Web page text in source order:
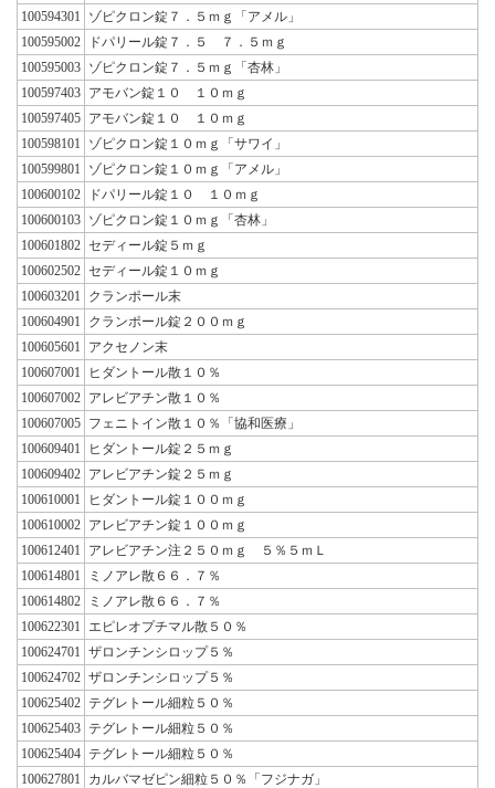
100594301
ゾピクロン錠７．５ｍｇ「アメル」
100595002
ドパリール錠７．５ ７．５ｍｇ
100595003 ゾピクロン錠７．５ｍｇ「杏林」
100597403 アモバン錠１０ １０ｍｇ
100597405 アモバン錠１０ １０ｍｇ
100598101
ゾピクロン錠１０ｍｇ「サワイ」
100599801
ゾピクロン錠１０ｍｇ「アメル」
100600102
ドパリール錠１０ １０ｍｇ
100600103 ゾピクロン錠１０ｍｇ「杏林」
100601802 セディール錠５ｍｇ
100602502 セディール錠１０ｍｇ
100603201
クランポール末
100604901
クランポール錠２００ｍｇ
100605601
アクセノン末
100607001
ヒダントール散１０％
100607002 アレビアチン散１０％
100607005 フェニトイン散１０％「協和医療」
100609401
ヒダントール錠２５ｍｇ
100609402 アレビアチン錠２５ｍｇ
100610001
ヒダントール錠１００ｍｇ
100610002 アレビアチン錠１００ｍｇ
100612401
アレビアチン注２５０ｍｇ ５％５ｍＬ
100614801
ミノアレ散６６．７％
100614802
ミノアレ散６６．７％
100622301
エピレオプチマル散５０％
100624701
ザロンチンシロップ５％
100624702 ザロンチンシロップ５％
100625402 テグレトール細粒５０％
100625403 テグレトール細粒５０％
100625404 テグレトール細粒５０％
100627801
カルバマゼピン細粒５０％「フジナガ」